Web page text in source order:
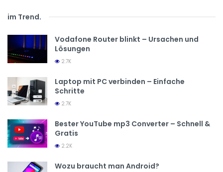
im Trend.
Vodafone Router blinkt – Ursachen und
Lösungen
2.7K
Laptop mit PC verbinden – Einfache
Schritte
2.7K
Bester YouTube mp3 Converter – Schnell &
Gratis
2.2K
Wozu braucht man Android?